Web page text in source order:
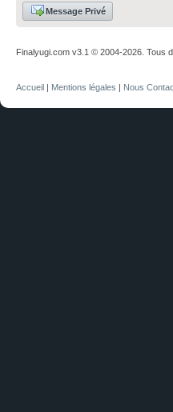
Message Privé
Finalyugi.com v3.1 © 2004-2026. Tous
Accueil | Mentions légales | Nous